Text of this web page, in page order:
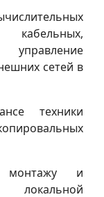
сетей в
техники
и